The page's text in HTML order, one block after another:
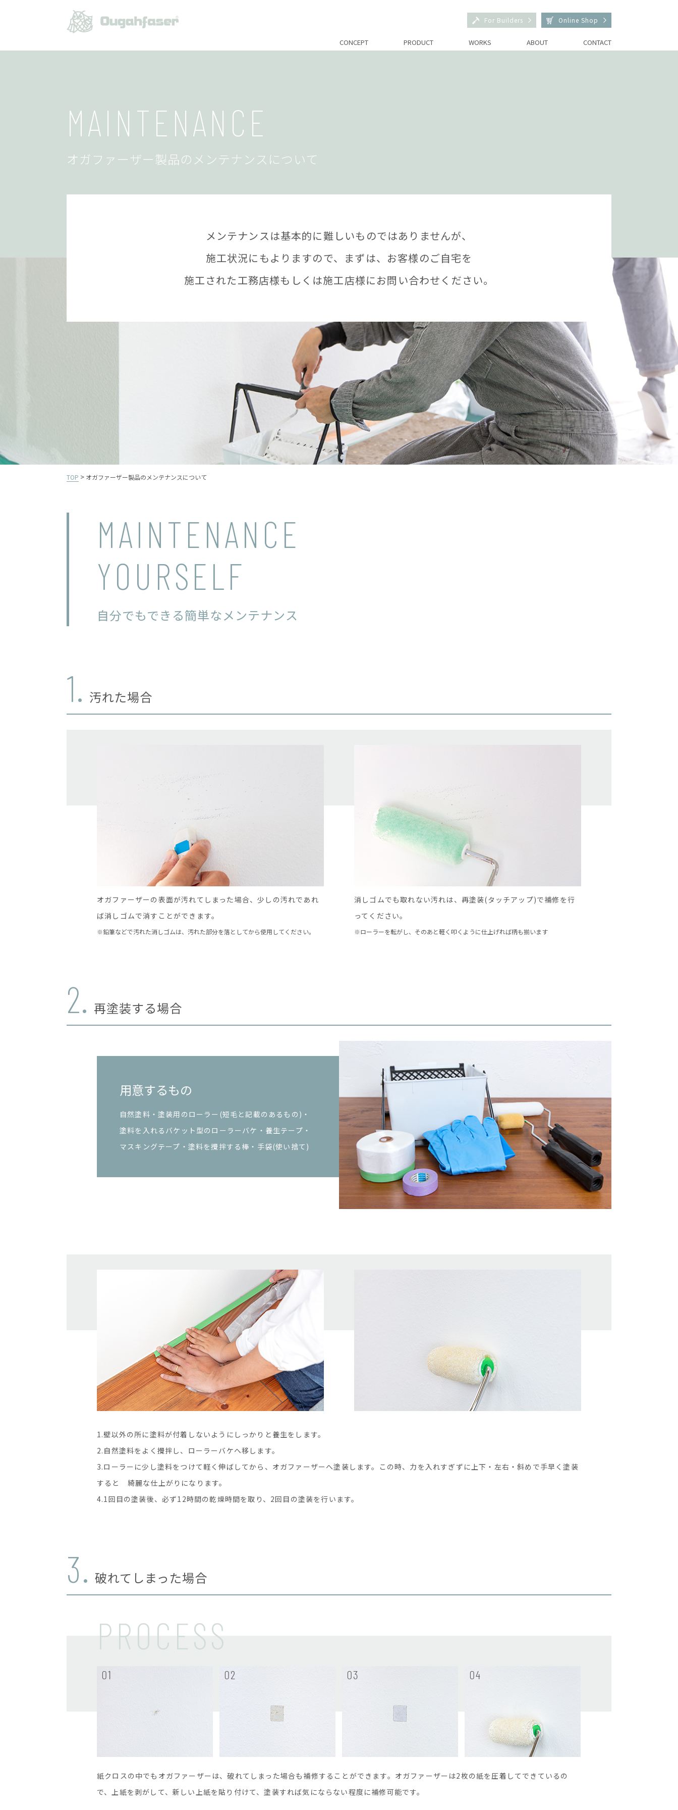
Online Shop
For Builders
CONCEPT PRODUCT WORKS ABOUT CONTACT
MAINTENANCE
オガファーザー製品のメンテナンスについて
メンテナンスは基本的に難しいものではありませんが、
施工状況にもよりますので、まずは、お客様のご自宅を
施工された工務店様もしくは施工店様にお問い合わせください。
TOP > オガファーザー製品のメンテナンスについて
MAINTENANCE
YOURSELF
自分でもできる簡単なメンテナンス
1. 汚れた場合
オガファーザーの表面が汚れてしまった場合、少しの汚れであれ
ば消しゴムで消すことができます。
※鉛筆などで汚れた消しゴムは、汚れた部分を落としてから使用してください。
消しゴムでも取れない汚れは、再塗装(タッチアップ)で補修を行
ってください。
※ローラーを転がし、そのあと軽く叩くように仕上げれば柄も揃います
2. 再塗装する場合
用意するもの
自然塗料・塗装用のローラー(短毛と記載のあるもの)・
塗料を入れるバケット型のローラーバケ・養生テープ・
マスキングテープ・塗料を攪拌する棒・手袋(使い捨て)
1.壁以外の所に塗料が付着しないようにしっかりと養生をします。
2.自然塗料をよく攪拌し、ローラーバケへ移します。
3.ローラーに少し塗料をつけて軽く伸ばしてから、オガファーザーへ塗装します。この時、力を入れすぎずに上下・左右・斜めで手早く塗装
すると 綺麗な仕上がりになります。
4.1回目の塗装後、必ず12時間の乾燥時間を取り、2回目の塗装を行います。
3. 破れてしまった場合
PROCESS
紙クロスの中でもオガファーザーは、破れてしまった場合も補修することができます。オガファーザーは2枚の紙を圧着してできているの
で、上紙を剥がして、新しい上紙を貼り付けて、塗装すれば気にならない程度に補修可能です。